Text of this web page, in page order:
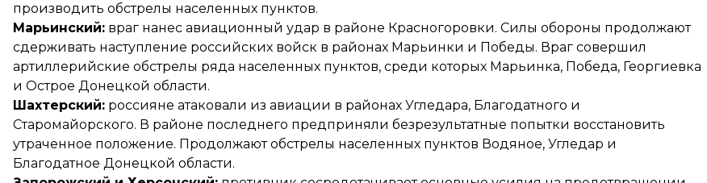
производить обстрелы населенных пунктов.
Марьинский: враг нанес авиационный удар в районе Красногоровки. Силы обороны продолжают
сдерживать наступление российских войск в районах Марьинки и Победы. Враг совершил
артиллерийские обстрелы ряда населенных пунктов, среди которых Марьинка, Победа, Георгиевка
и Острое Донецкой области.
Шахтерский: россияне атаковали из авиации в районах Угледара, Благодатного и
Старомайорского. В районе последнего предприняли безрезультатные попытки восстановить
утраченное положение. Продолжают обстрелы населенных пунктов Водяное, Угледар и
Благодатное Донецкой области.